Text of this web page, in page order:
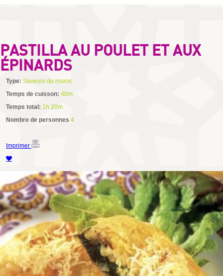
PASTILLA AU POULET ET AUX
ÉPINARDS
Type: Saveurs du maroc
Temps de cuisson: 40m
Temps total: 1h 20m
Nombre de personnes 4
Imprimer